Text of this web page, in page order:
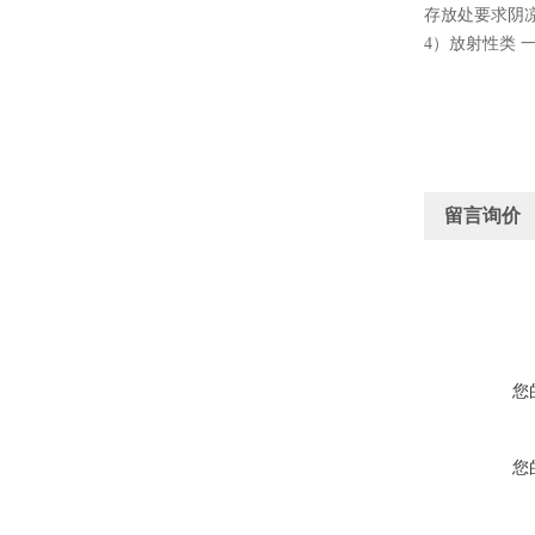
存放处要求阴
4）放射性类
留言询价
您
您